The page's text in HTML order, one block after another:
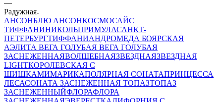
—
Радужная
АНСОНБЛЮ АНСОНКОСМОСАЙС
ТИФФАНИНИКОЛЬПРИМУЛАСАНКТ-
ПЕТЕРБУРГТИФФАНИАНДРОМЕДА БОЯРСКАЯ
АЭЛИТА ВЕГА ГОЛУБАЯ ВЕГА ГОЛУБАЯ
ЗАСНЕЖЕННАЯВОЛШЕБНАЯЗВЕЗДНАЯЗВЕЗДНАЯ
LIGHTКОРОЛЕВСКАЯ С
ШИШКАМИМАРИКАПОЛЯРНАЯ СОНАТАПРИНЦЕССА
ЛЕСАСОНАТА ЗАСНЕЖЕННАЯ ТОПАЗТОПАЗ
ЗАСНЕЖЕННЫЙФЛОРАФЛОРА